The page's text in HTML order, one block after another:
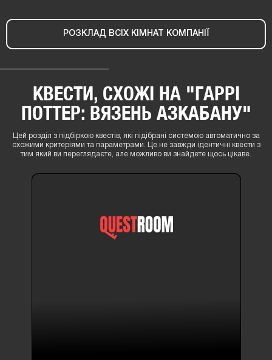
РОЗКЛАД ВСІХ КІМНАТ КОМПАНІЇ
КВЕСТИ, СХОЖІ НА "ГАРРІ
ПОТТЕР: ВЯЗЕНЬ АЗКАБАНУ"
Цей розділ з підбіркою квестів, які підібрані системою автоматично за
схожими критеріями та параметрами. Це не завжди ідентичні квести з
тим який ви переглядаєте, але можливо ви знайдете щось цікаве.